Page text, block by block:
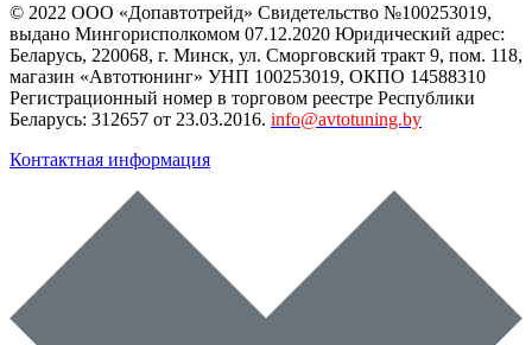
© 2022 ООО «Допавтотрейд» Свидетельство №100253019,
выдано Мингорисполкомом 07.12.2020 Юридический адрес:
Беларусь, 220068, г. Минск, ул. Сморговский тракт 9, пом. 118,
магазин «Автотюнинг» УНП 100253019, ОКПО 14588310
Регистрационный номер в торговом реестре Республики
Беларусь: 312657 от 23.03.2016. info@avtotuning.by
Контактная информация